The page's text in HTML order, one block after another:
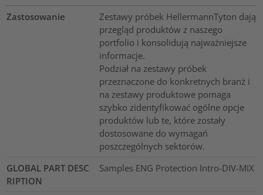
Zastosowanie
Zestawy próbek HellermannTyton dają
przegląd produktów z naszego
portfolio i konsolidują najważniejsze
informacje.
Podział na zestawy próbek
przeznaczone do konkretnych branż i
na zestawy produktowe pomaga
szybko zidentyfikować ogólne opcje
produktów lub te, które zostały
dostosowane do wymagań
poszczególnych sektorów.
GLOBAL PART DESC
RIPTION
Samples ENG Protection Intro-DIV-MIX